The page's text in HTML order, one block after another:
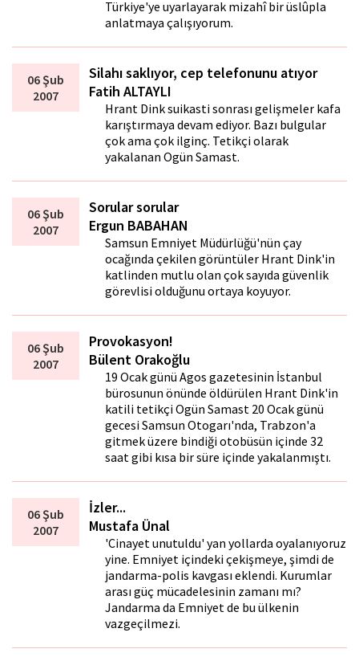
Türkiye'ye uyarlayarak mizahî bir üslûpla
anlatmaya çalışıyorum.
06 Şub
2007
Silahı saklıyor, cep telefonunu atıyor
Fatih ALTAYLI
Hrant Dink suikasti sonrası gelişmeler kafa
karıştırmaya devam ediyor. Bazı bulgular
çok ama çok ilginç. Tetikçi olarak
yakalanan Ogün Samast.
06 Şub
2007
Sorular sorular
Ergun BABAHAN
Samsun Emniyet Müdürlüğü'nün çay
ocağında çekilen görüntüler Hrant Dink'in
katlinden mutlu olan çok sayıda güvenlik
görevlisi olduğunu ortaya koyuyor.
06 Şub
2007
Provokasyon!
Bülent Orakoğlu
19 Ocak günü Agos gazetesinin İstanbul
bürosunun önünde öldürülen Hrant Dink'in
katili tetikçi Ogün Samast 20 Ocak günü
gecesi Samsun Otogarı'nda, Trabzon'a
gitmek üzere bindiği otobüsün içinde 32
saat gibi kısa bir süre içinde yakalanmıştı.
06 Şub
2007
İzler...
Mustafa Ünal
'Cinayet unutuldu' yan yollarda oyalanıyoruz
yine. Emniyet içindeki çekişmeye, şimdi de
jandarma-polis kavgası eklendi. Kurumlar
arası güç mücadelesinin zamanı mı?
Jandarma da Emniyet de bu ülkenin
vazgeçilmezi.